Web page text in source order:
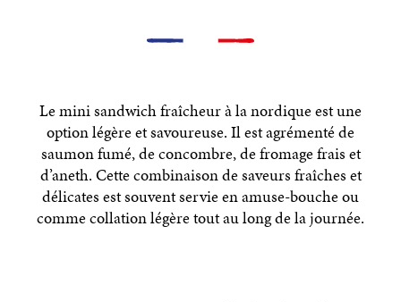
Le mini sandwich fraîcheur à la nordique est une
option légère et savoureuse. Il est agrémenté de
saumon fumé, de concombre, de fromage frais et
d’aneth. Cette combinaison de saveurs fraîches et
délicates est souvent servie en amuse-bouche ou
comme collation légère tout au long de la journée.